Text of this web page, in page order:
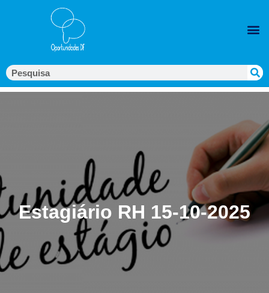
Estagiário RH 15-10-2025